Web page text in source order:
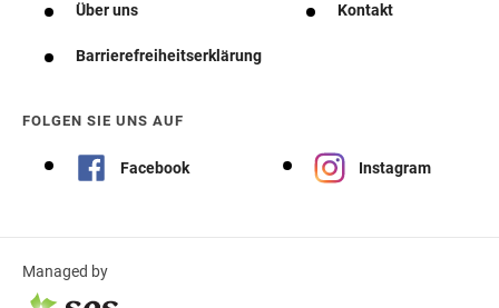
Über uns Kontakt
Barrierefreiheitserklärung
FOLGEN SIE UNS AUF
Facebook Instagram
Managed by